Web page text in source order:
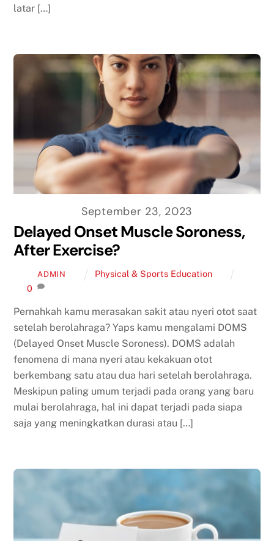
latar […]
September 23, 2023
Delayed Onset Muscle Soroness,
After Exercise?
ADMIN
Physical & Sports Education
0
Pernahkah kamu merasakan sakit atau nyeri otot saat
setelah berolahraga? Yaps kamu mengalami DOMS
(Delayed Onset Muscle Soroness). DOMS adalah
fenomena di mana nyeri atau kekakuan otot
berkembang satu atau dua hari setelah berolahraga.
Meskipun paling umum terjadi pada orang yang baru
mulai berolahraga, hal ini dapat terjadi pada siapa
saja yang meningkatkan durasi atau […]